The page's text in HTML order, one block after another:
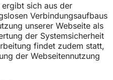
sich aus der
Verbindungsaufbaus
unserer Webseite als
der Systemsicherheit
findet zudem statt,
der Webseitennutzung